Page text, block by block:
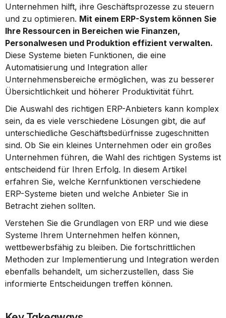
Unternehmen hilft, ihre Geschäftsprozesse zu steuern
und zu optimieren. Mit einem ERP-System können Sie
Ihre Ressourcen in Bereichen wie Finanzen,
Personalwesen und Produktion effizient verwalten.
Diese Systeme bieten Funktionen, die eine
Automatisierung und Integration aller
Unternehmensbereiche ermöglichen, was zu besserer
Übersichtlichkeit und höherer Produktivität führt.
Die Auswahl des richtigen ERP-Anbieters kann komplex
sein, da es viele verschiedene Lösungen gibt, die auf
unterschiedliche Geschäftsbedürfnisse zugeschnitten
sind. Ob Sie ein kleines Unternehmen oder ein großes
Unternehmen führen, die Wahl des richtigen Systems ist
entscheidend für Ihren Erfolg. In diesem Artikel
erfahren Sie, welche Kernfunktionen verschiedene
ERP-Systeme bieten und welche Anbieter Sie in
Betracht ziehen sollten.
Verstehen Sie die Grundlagen von ERP und wie diese
Systeme Ihrem Unternehmen helfen können,
wettbewerbsfähig zu bleiben. Die fortschrittlichen
Methoden zur Implementierung und Integration werden
ebenfalls behandelt, um sicherzustellen, dass Sie
informierte Entscheidungen treffen können.